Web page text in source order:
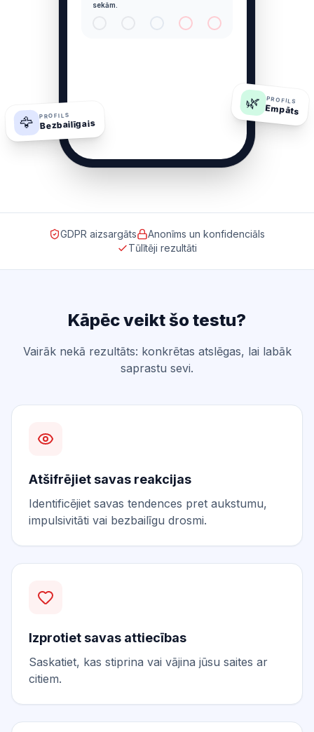
sekām.
🌿 PROFILS
Empāts
🦅 PROFILS
Bezbailīgais
GDPR aizsargāts
Anonīms un konfidenciāls
Tūlītēji rezultāti
Kāpēc veikt šo testu?
Vairāk nekā rezultāts: konkrētas atslēgas, lai labāk
saprastu sevi.
Atšifrējiet savas reakcijas
Identificējiet savas tendences pret aukstumu,
impulsivitāti vai bezbailīgu drosmi.
Izprotiet savas attiecības
Saskatiet, kas stiprina vai vājina jūsu saites ar
citiem.